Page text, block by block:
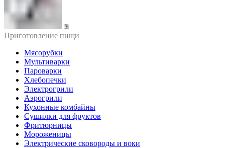
Приготовление пищи
Мясорубки
Мультиварки
Пароварки
Хлебопечки
Электрогрили
Аэрогрили
Кухонные комбайны
Сушилки для фруктов
Фритюрницы
Мороженицы
Электрические сковороды и воки